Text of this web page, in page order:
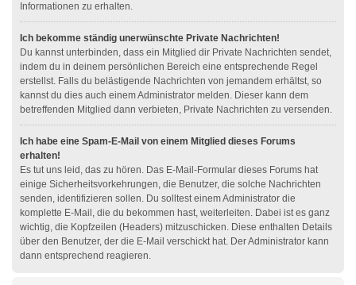
Informationen zu erhalten.
Ich bekomme ständig unerwünschte Private Nachrichten!
Du kannst unterbinden, dass ein Mitglied dir Private Nachrichten sendet,
indem du in deinem persönlichen Bereich eine entsprechende Regel
erstellst. Falls du belästigende Nachrichten von jemandem erhältst, so
kannst du dies auch einem Administrator melden. Dieser kann dem
betreffenden Mitglied dann verbieten, Private Nachrichten zu versenden.
Ich habe eine Spam-E-Mail von einem Mitglied dieses Forums
erhalten!
Es tut uns leid, das zu hören. Das E-Mail-Formular dieses Forums hat
einige Sicherheitsvorkehrungen, die Benutzer, die solche Nachrichten
senden, identifizieren sollen. Du solltest einem Administrator die
komplette E-Mail, die du bekommen hast, weiterleiten. Dabei ist es ganz
wichtig, die Kopfzeilen (Headers) mitzuschicken. Diese enthalten Details
über den Benutzer, der die E-Mail verschickt hat. Der Administrator kann
dann entsprechend reagieren.